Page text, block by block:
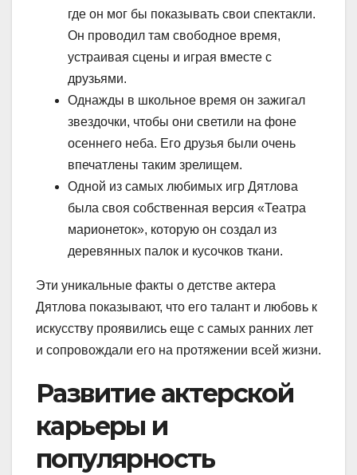
где он мог бы показывать свои спектакли.
Он проводил там свободное время,
устраивая сцены и играя вместе с
друзьями.
Однажды в школьное время он зажигал
звездочки, чтобы они светили на фоне
осеннего неба. Его друзья были очень
впечатлены таким зрелищем.
Одной из самых любимых игр Дятлова
была своя собственная версия «Театра
марионеток», которую он создал из
деревянных палок и кусочков ткани.
Эти уникальные факты о детстве актера
Дятлова показывают, что его талант и любовь к
искусству проявились еще с самых ранних лет
и сопровождали его на протяжении всей жизни.
Развитие актерской
карьеры и
популярность